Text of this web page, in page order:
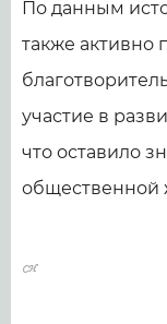
По данным
также активно
участие в
что оставило
общественной